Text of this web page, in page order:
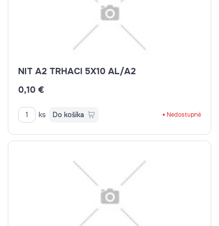
NIT A2 TRHACI 5X10 AL/A2
0,10 €
ks Do košíka Nedostupné